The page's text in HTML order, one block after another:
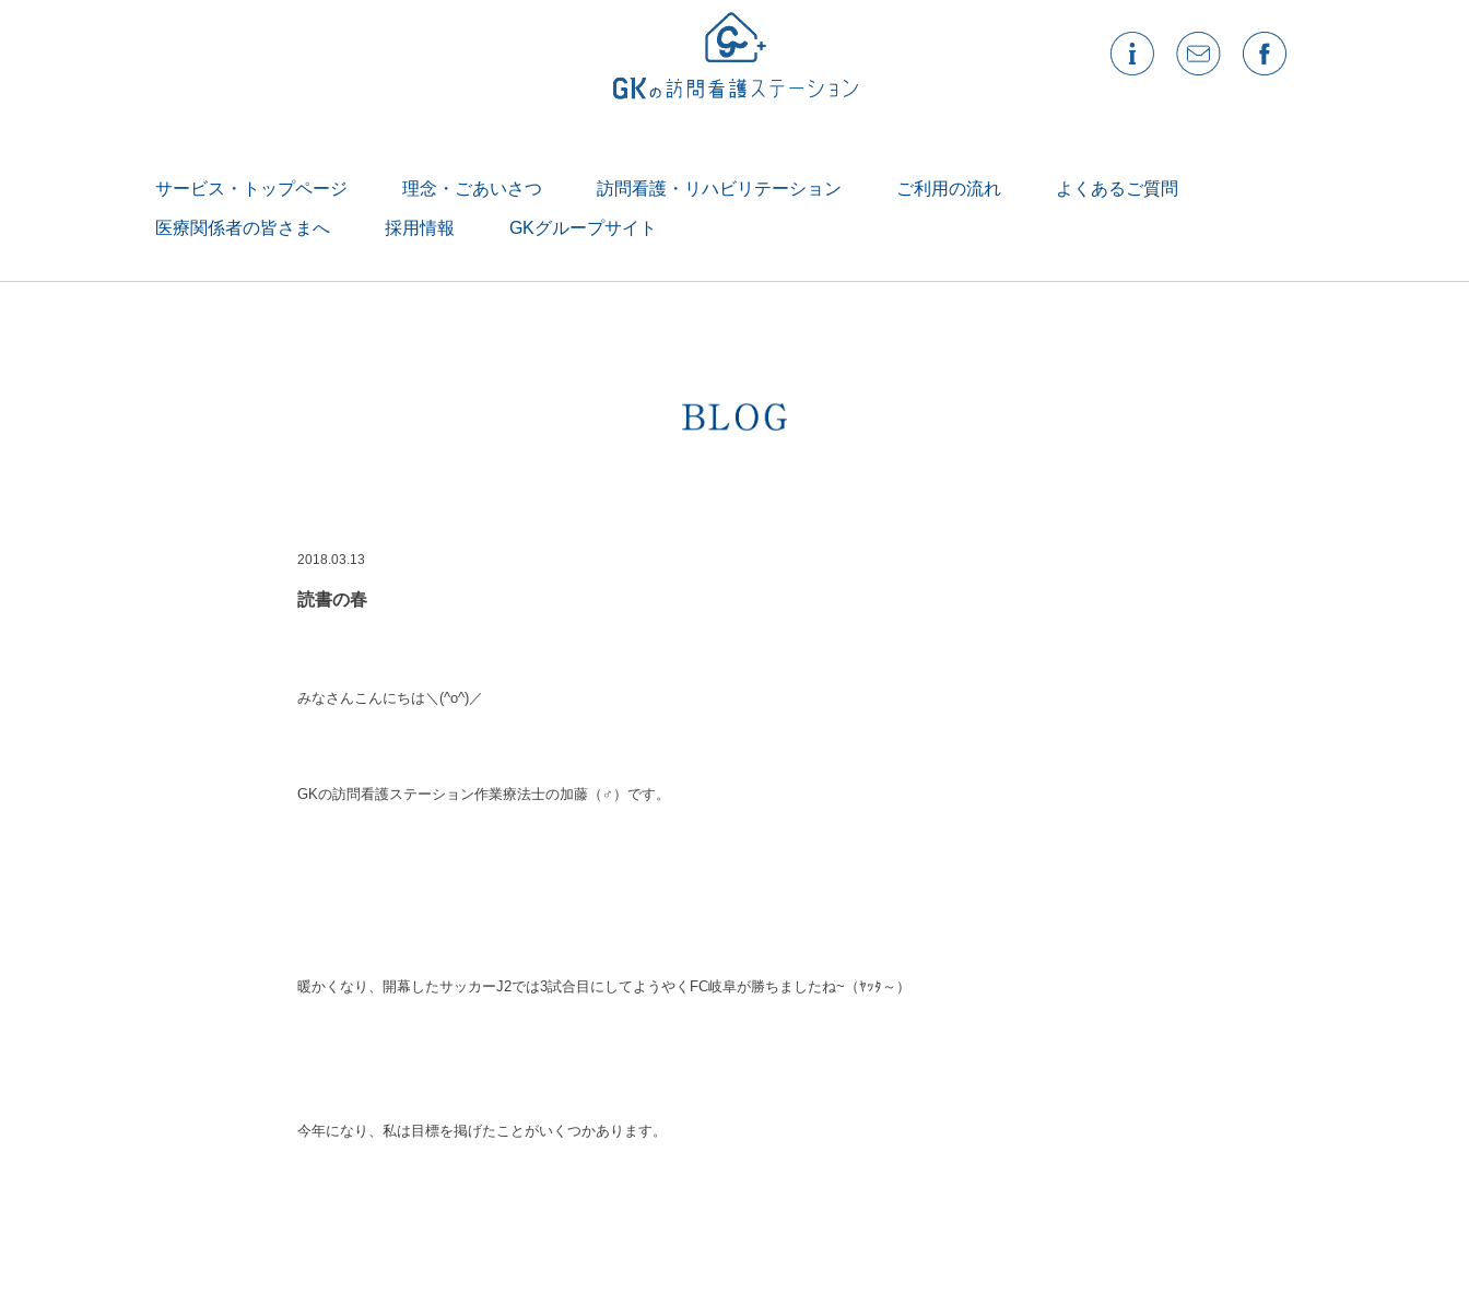
サービス・トップページ 理念・ごあいさつ 訪問看護・リハビリテーション
> 訪問看護とは
> 訪問リハビリテーションとは
ご利用の流れ よくあるご質問
医療関係者の皆さまへ 採用情報 GKグループサイト
2018.03.13
読書の春
みなさんこんにちは＼(^o^)／
GKの訪問看護ステーション作業療法士の加藤（♂）です。
暖かくなり、開幕したサッカーJ2では3試合目にしてようやくFC岐阜が勝ちましたね~（ﾔｯﾀ～）
今年になり、私は目標を掲げたことがいくつかあります。